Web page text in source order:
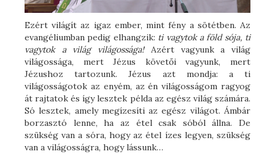
Ezért világít az igaz ember, mint fény a sötétben. Az
evangéliumban pedig elhangzik: ti vagytok a föld sója, ti
vagytok a világ világossága! Azért vagyunk a világ
világossága, mert Jézus követői vagyunk, mert
Jézushoz tartozunk. Jézus azt mondja: a ti
világosságotok az enyém, az én világosságom ragyog
át rajtatok és így lesztek példa az egész világ számára.
Só lesztek, amely megízesíti az egész világot. Ámbár
borzasztó lenne, ha az étel csak sóból állna. De
szükség van a sóra, hogy az étel ízes legyen, szükség
van a világosságra, hogy lássunk…